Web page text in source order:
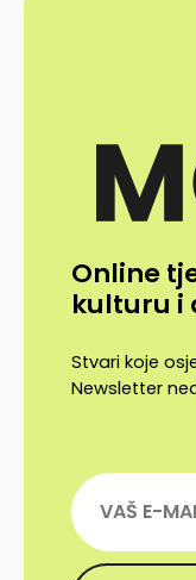
Online
kulturu i
Stvari koje
Newsletter